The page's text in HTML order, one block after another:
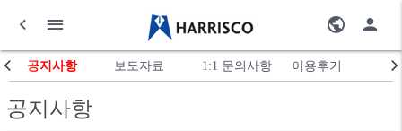
공지사항 보도자료 1:1 문의사항 이용후기
공지사항